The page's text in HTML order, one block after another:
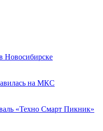
Новосибирске
на МКС
«Техно Смарт Пикник»